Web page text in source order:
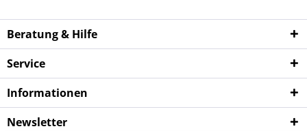
Beratung & Hilfe
Service
Informationen
Newsletter